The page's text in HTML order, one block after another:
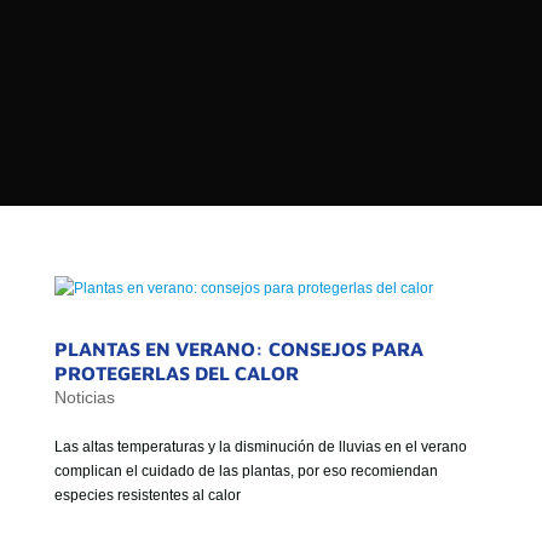
ESTADO DE CHILE
MISIÓN
VISIÓN
PLANTAS EN VERANO: CONSEJOS PARA
PROTEGERLAS DEL CALOR
Noticias
Las altas temperaturas y la disminución de lluvias en el verano
complican el cuidado de las plantas, por eso recomiendan
especies resistentes al calor